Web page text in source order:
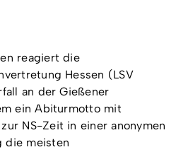
reagiert die
Hessen (LSV
an der Gießener
ein Abiturmotto mit
NS-Zeit in einer anonymen
die meisten